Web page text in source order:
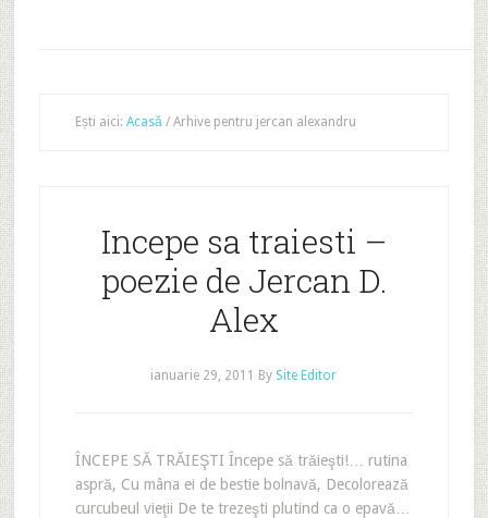
Ești aici: Acasă /Arhive pentru jercan alexandru
Incepe sa traiesti –
poezie de Jercan D.
Alex
ianuarie 29, 2011 By Site Editor
ÎNCEPE SĂ TRĂIEŞTI Începe să trăieşti!… rutina
aspră, Cu mâna ei de bestie bolnavă, Decolorează
curcubeul vieţii De te trezeşti plutind ca o epavă…